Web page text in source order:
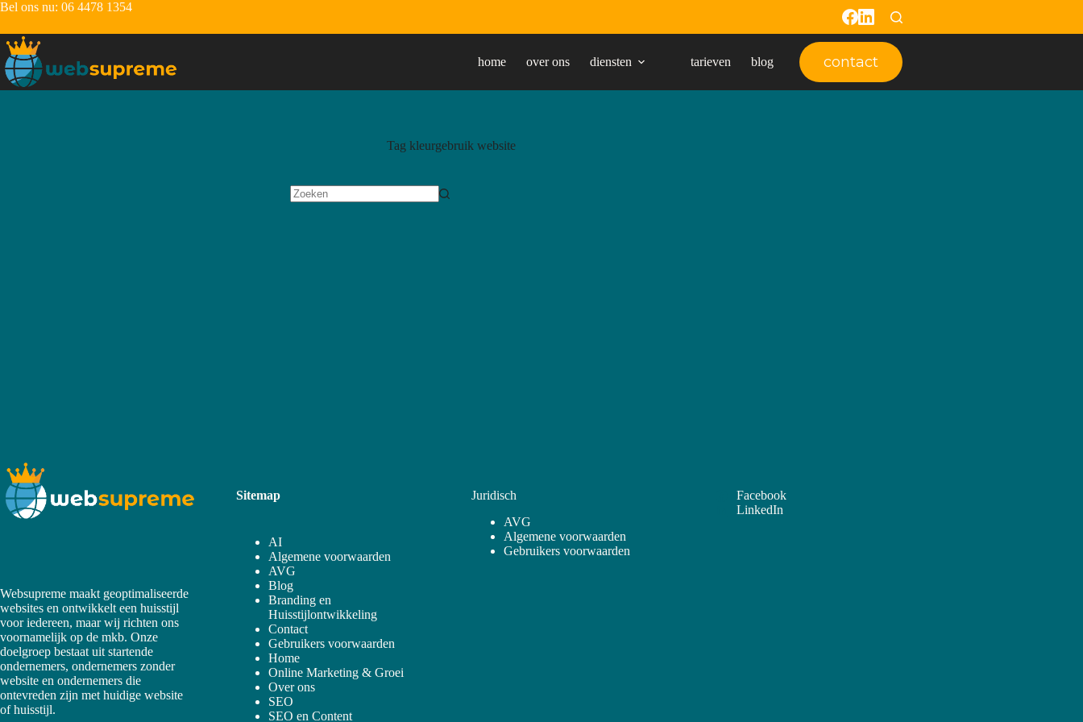
Bel ons nu: 06 4478 1354
home over ons diensten tarieven blog contact
Tag kleurgebruik website
Websupreme maakt geoptimaliseerde
websites en ontwikkelt een huisstijl
voor iedereen, maar wij richten ons
voornamelijk op de mkb. Onze
doelgroep bestaat uit startende
ondernemers, ondernemers zonder
website en ondernemers die
ontevreden zijn met huidige website
of huisstijl.
Sitemap
AI
Algemene voorwaarden
AVG
Blog
Branding en
Huisstijlontwikkeling
Contact
Gebruikers voorwaarden
Home
Online Marketing & Groei
Over ons
SEO
SEO en Content
Juridisch
AVG
Algemene voorwaarden
Gebruikers voorwaarden
Facebook
LinkedIn